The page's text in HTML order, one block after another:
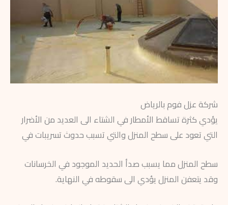
شركة عزل فوم بالرياض
يؤدي كثرة تساقط الأمطار في الشتاء الى العديد من الأضرار
التي تعود على سطح المنزل والتي تسبب حدوث تسريبات في
سطح المنزل مما يسبب صدأ الحديد الموجود في الخرسانات
وقد يتعفن المنزل يؤدي الى سقوطه في النهاية.